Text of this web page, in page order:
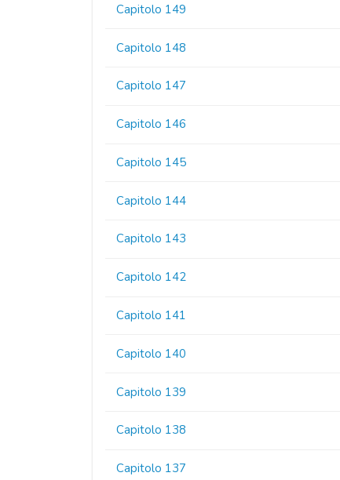
Capitolo 149
Capitolo 148
Capitolo 147
Capitolo 146
Capitolo 145
Capitolo 144
Capitolo 143
Capitolo 142
Capitolo 141
Capitolo 140
Capitolo 139
Capitolo 138
Capitolo 137